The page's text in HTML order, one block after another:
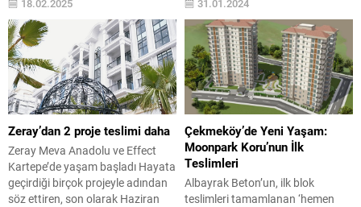
Ispartakule’deki en yeni projesi
Bizim Evler 11’in reklam filmini
yapay zeka desteğiyle hazırlattı.
Konut sektöründe bir ilk olma
özelliği taşıyan ve görseller, müzik,
metinlere kadar her aşamada
yapay zeka kullanılan reklam
filminin altında, yarım asra yakın
tecrübesi ve yenilikçi vizyonuyla
Fikirevim Reklam...
18.02.2025
İnşadan Sorumlu Başbakan
Yardımcısı ve Topluluklar, Bölgeler
ve Altyapı Geliştirme Bakanı
Oleksandr Kubrakov, Ulaştırma ve
Altyapı Bakanı Abdulkadir
Uraloğlu ve Ticaret Bakanı Prof.
Dr. Ömer Bolat’ın katılımı ile
İstanbul’da gerçekleştirildi. İki
ülke temsilcileri tarafından
yapılan konuşmaların ardından...
31.01.2024
Zeray’dan 2 proje teslimi daha
Zeray Meva Anadolu ve Effect
Kartepe’de yaşam başladı Hayata
geçirdiği birçok projeyle adından
söz ettiren, son olarak Haziran
Çekmeköy’de Yeni Yaşam:
Moonpark Koru’nun İlk
Teslimleri
Albayrak Beton’un, ilk blok
teslimleri tamamlanan ‘hemen